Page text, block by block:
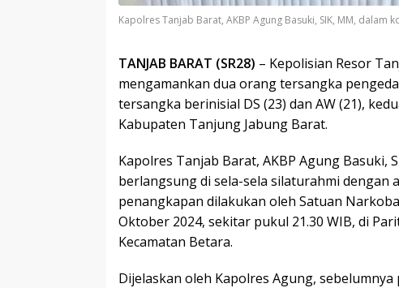
Kapolres Tanjab Barat, AKBP Agung Basuki, SIK, MM, dalam
TANJAB BARAT (SR28) – Kepolisian Resor
mengamankan dua orang tersangka
tersangka berinisial DS (23) dan AW (21),
Kabupaten Tanjung Jabung Barat.
Kapolres Tanjab Barat, AKBP Agung Basuki,
berlangsung di sela-sela silaturahmi dengan
penangkapan dilakukan oleh Satuan
Oktober 2024, sekitar pukul 21.30 WIB, di
Kecamatan Betara.
Dijelaskan oleh Kapolres Agung,